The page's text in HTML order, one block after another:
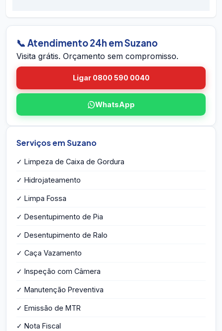
em Suzano pelo site. A equipe vai até você em
Suzano, avalia a caixa, mede o volume,
identifica eventuais problemas estruturais e
compromisso e sem taxa de visita.
📞 Atendimento 24h em Suzano
Visita grátis. Orçamento sem compromisso.
Ligar 0800 590 0040
WhatsApp
Serviços em Suzano
✓ Limpeza de Caixa de Gordura
✓ Hidrojateamento
✓ Limpa Fossa
✓ Desentupimento de Pia
✓ Desentupimento de Ralo
✓ Caça Vazamento
✓ Inspeção com Câmera
✓ Manutenção Preventiva
✓ Emissão de MTR
✓ Nota Fiscal